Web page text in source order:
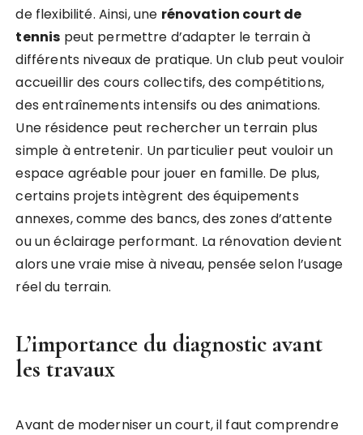
de flexibilité. Ainsi, une rénovation court de
tennis peut permettre d’adapter le terrain à
différents niveaux de pratique. Un club peut vouloir
accueillir des cours collectifs, des compétitions,
des entraînements intensifs ou des animations.
Une résidence peut rechercher un terrain plus
simple à entretenir. Un particulier peut vouloir un
espace agréable pour jouer en famille. De plus,
certains projets intègrent des équipements
annexes, comme des bancs, des zones d’attente
ou un éclairage performant. La rénovation devient
alors une vraie mise à niveau, pensée selon l’usage
réel du terrain.
L’importance du diagnostic avant
les travaux
Avant de moderniser un court, il faut comprendre